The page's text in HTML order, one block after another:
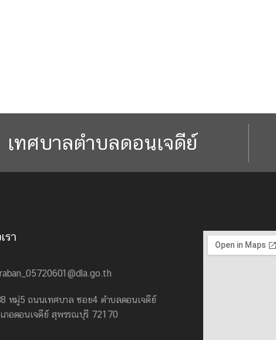
เทศบาลตำบลดอนเจดีย์​​
รา
หมู่5 ถนนเทศบาล ซอย4 ตำบลดอนเจดีย์
ภอดอนเจดีย์ สุพรรณบุรี 72170